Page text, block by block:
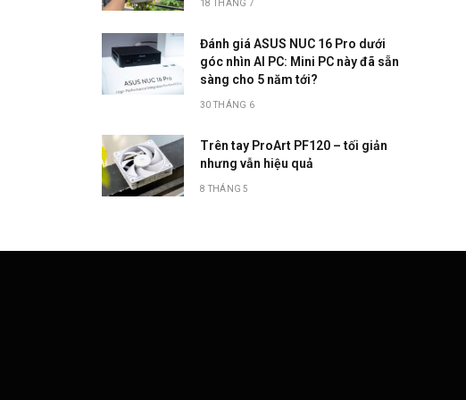
18 THÁNG 7
Đánh giá ASUS NUC 16 Pro dưới
góc nhìn AI PC: Mini PC này đã sẵn
sàng cho 5 năm tới?
30 THÁNG 6
Trên tay ProArt PF120 – tối giản
nhưng vẫn hiệu quả
8 THÁNG 5